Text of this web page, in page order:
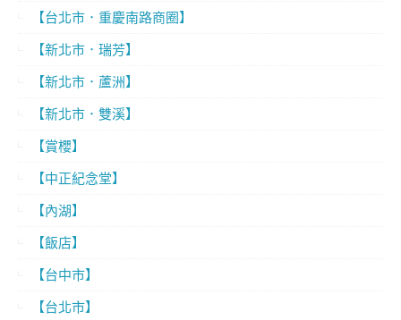
【台北市．重慶南路商圈】
【新北市．瑞芳】
【新北市．蘆洲】
【新北市．雙溪】
【賞櫻】
【中正紀念堂】
【內湖】
【飯店】
【台中市】
【台北市】